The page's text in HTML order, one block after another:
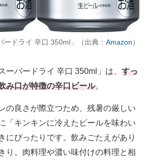
ードライ 辛口 350ml」（出典： Amazon）
パードライ 辛口 350ml」は、 すっ
み口が特徴の辛口ビール。
の良さが際立つため、残暑の厳しい
「キンキンに冷えたビールを味わい
にぴったりです。飲みごたえがあり
り。肉料理や濃い味付けの料理と相